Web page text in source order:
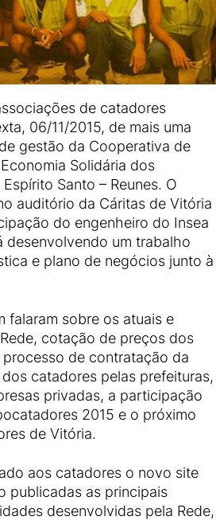
de catadores
06/11/2015, de mais uma
gestão da Cooperativa de
Solidária dos
Santo – Reunes. O
auditório da Cáritas de Vitória
do engenheiro do Insea
desenvolvendo um trabalho
e plano de negócios junto à
falaram sobre os atuais e
cotação de preços dos
de contratação da
catadores pelas prefeituras,
privadas, a participação
2015 e o próximo
de Vitória.
aos catadores o novo site
publicadas as principais
desenvolvidas pela Rede,